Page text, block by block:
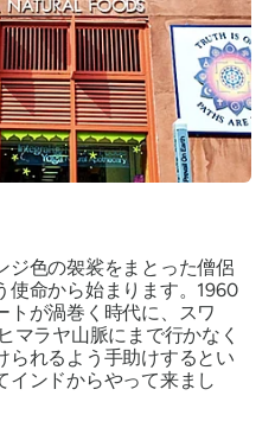
ジ色の袈裟をまとった僧侶
使命から始まります。1960
トが渦巻く時代に、スワ
ヒマラヤ山脈にまで行かなく
られるよう手助けするとい
インドからやって来まし